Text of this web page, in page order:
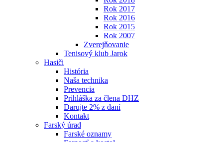
Rok 2017
Rok 2016
Rok 2015
Rok 2007
Zverejňovanie
Tenisový klub Jarok
Hasiči
História
Naša technika
Prevencia
Prihláška za člena DHZ
Darujte 2% z daní
Kontakt
Farský úrad
Farské oznamy